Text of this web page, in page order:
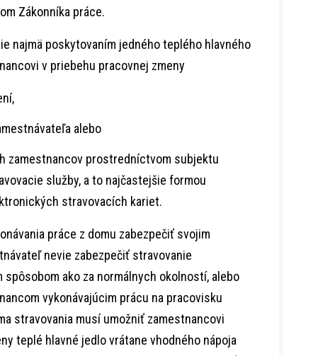
Zákonníka práce.
najmä poskytovaním jedného teplého hlavného
v priebehu pracovnej zmeny
alebo
zamestnancov prostredníctvom subjektu
služby, a to najčastejšie formou
stravovacích kariet.
práce z domu zabezpečiť svojim
nevie zabezpečiť stravovanie
ako za normálnych okolností, alebo
vykonávajúcim prácu na pracovisku
stravovania musí umožniť zamestnancovi
teplé hlavné jedlo vrátane vhodného nápoja